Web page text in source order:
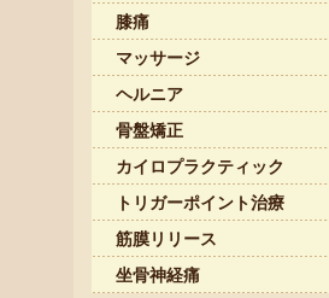
膝痛
マッサージ
ヘルニア
骨盤矯正
カイロプラクティック
トリガーポイント治療
筋膜リリース
坐骨神経痛